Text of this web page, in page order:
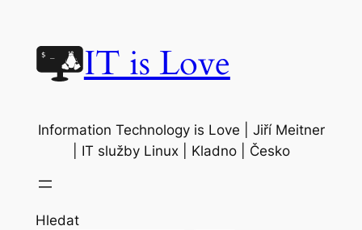
obsah
IT is Love
Information Technology is Love | Jiří Meitner
| IT služby Linux | Kladno | Česko
Hledat